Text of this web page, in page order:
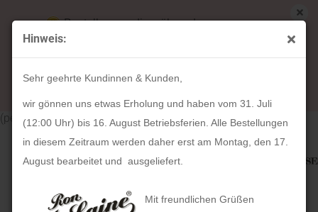
Hinweis:
Sehr geehrte Kundinnen & Kunden,
wir gönnen uns etwas Erholung und haben vom 31. Juli
(12:00 Uhr) bis 16. August Betriebsferien. Alle Bestellungen
in diesem Zeitraum werden daher erst am Montag, den 17.
August bearbeitet und ausgeliefert.
Mit freundlichen Grüßen
Bestellungen die während unserer
Betriebsferien (31. Juli ab 12:00 Uhr bis 16.
August) aufgegeben werden, werden ab Montag,
17. August bearbeitet und versendet.
weiter »
Letzter »
Artikel in dieser Kategorie
Uhrenbeweger Noblesse für 1 Uhr Lederimitat Veloursamt
(petrol)